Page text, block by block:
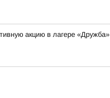
акцию в лагере «Дружба»